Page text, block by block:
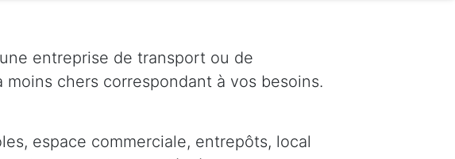
entreprise de transport ou de
chers correspondant à vos besoins.
espace commerciale, entrepôts, local